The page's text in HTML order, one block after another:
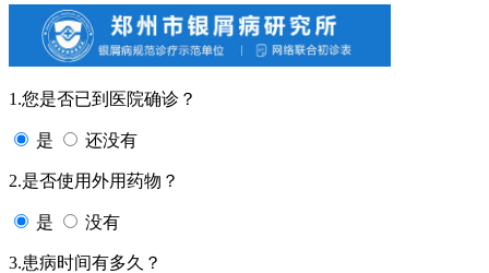
1.您是否已到医院确诊？
是 还没有
2.是否使用外用药物？
是 没有
3.患病时间有多久？